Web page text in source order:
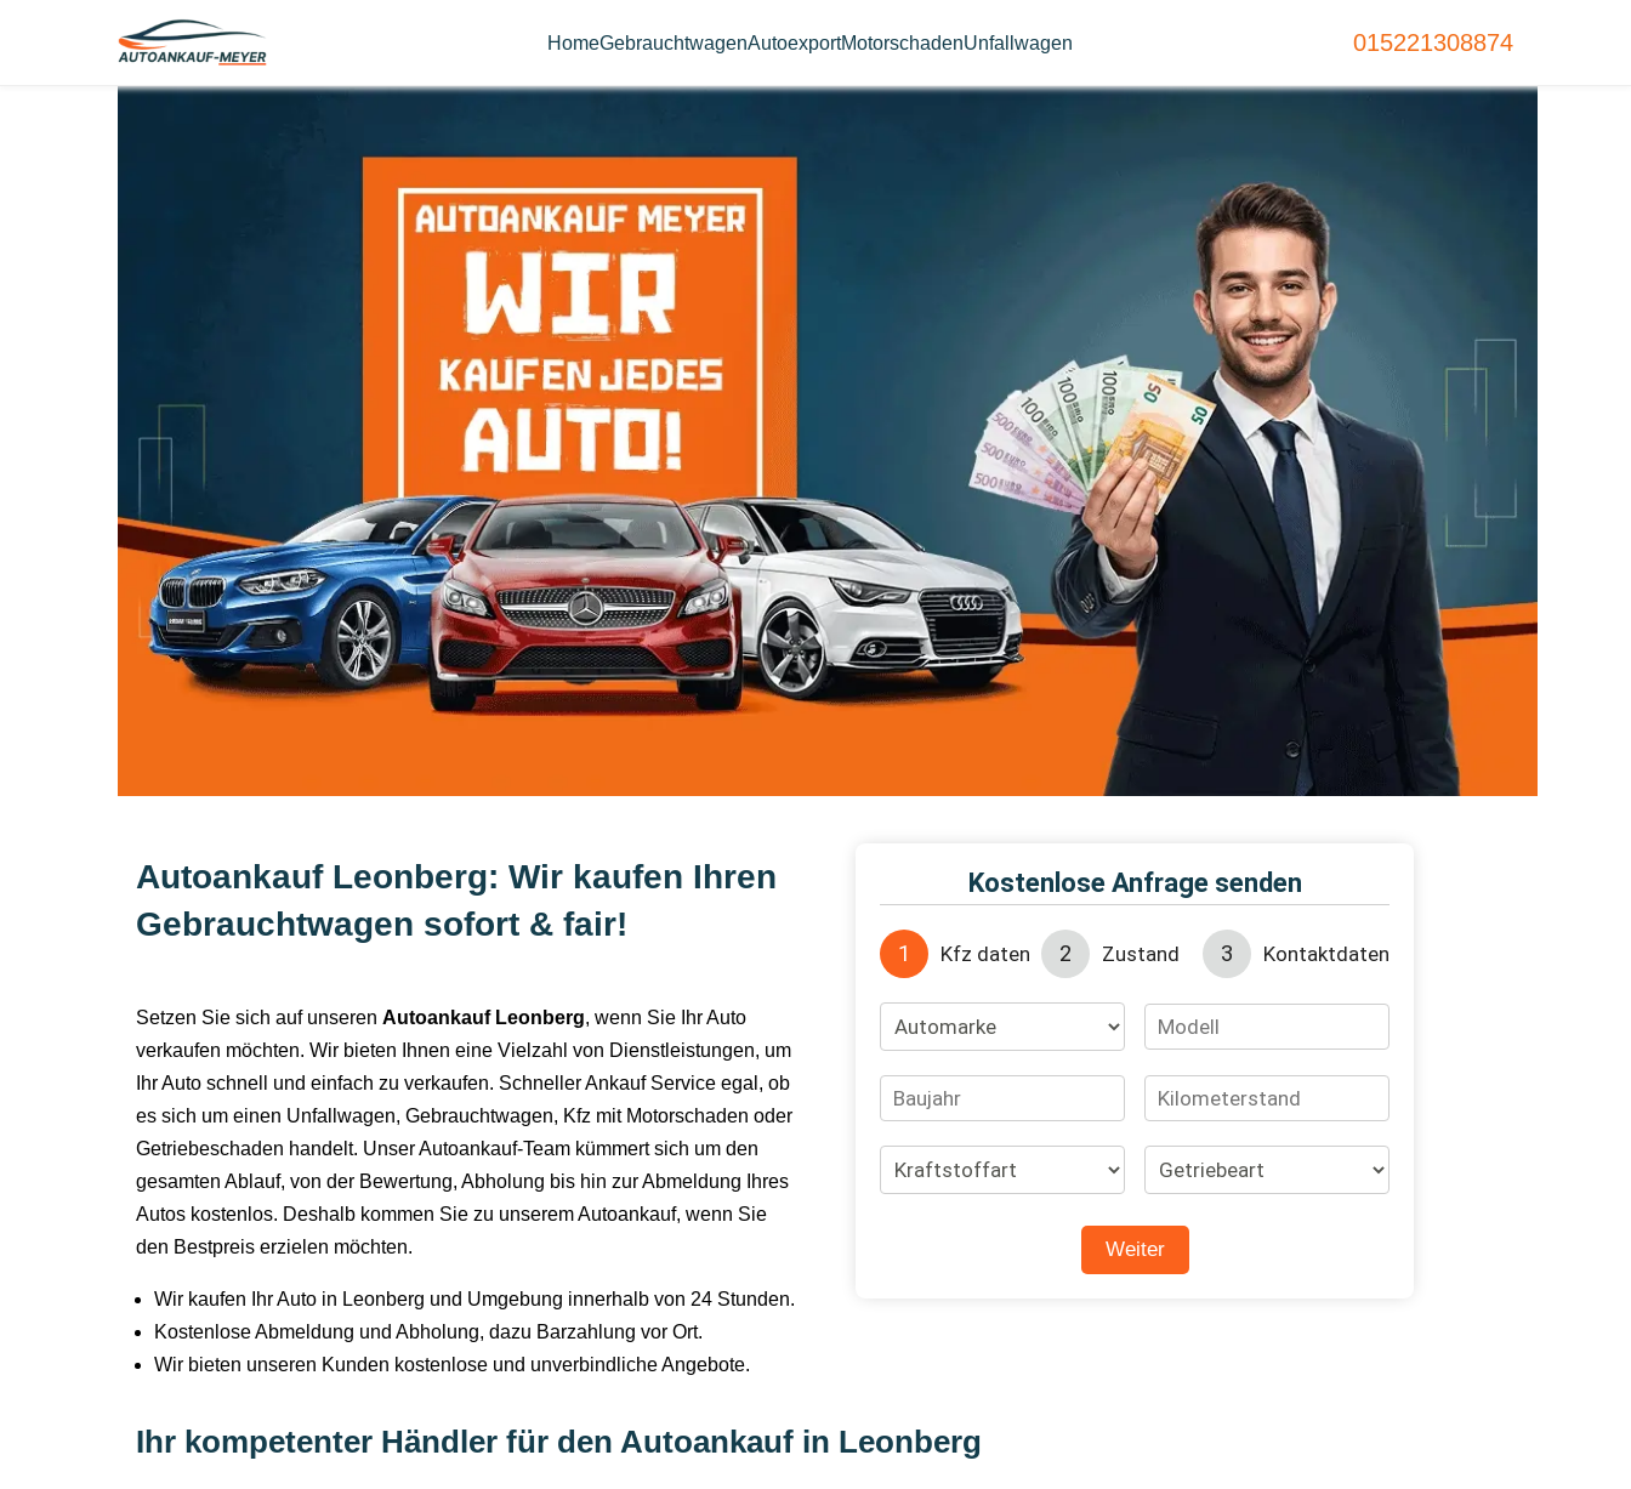
HomeGebrauchtwagenAutoexportMotorschadenUnfallwagen 015221308874
Autoankauf Leonberg: Wir kaufen Ihren
Gebrauchtwagen sofort & fair!
Setzen Sie sich auf unseren Autoankauf Leonberg, wenn Sie Ihr Auto
verkaufen möchten. Wir bieten Ihnen eine Vielzahl von Dienstleistungen, um
Ihr Auto schnell und einfach zu verkaufen. Schneller Ankauf Service egal, ob
es sich um einen Unfallwagen, Gebrauchtwagen, Kfz mit Motorschaden oder
Getriebeschaden handelt. Unser Autoankauf-Team kümmert sich um den
gesamten Ablauf, von der Bewertung, Abholung bis hin zur Abmeldung Ihres
Autos kostenlos. Deshalb kommen Sie zu unserem Autoankauf, wenn Sie
den Bestpreis erzielen möchten.
Wir kaufen Ihr Auto in Leonberg und Umgebung innerhalb von 24 Stunden.
Kostenlose Abmeldung und Abholung, dazu Barzahlung vor Ort.
Wir bieten unseren Kunden kostenlose und unverbindliche Angebote.
Ihr kompetenter Händler für den Autoankauf in Leonberg